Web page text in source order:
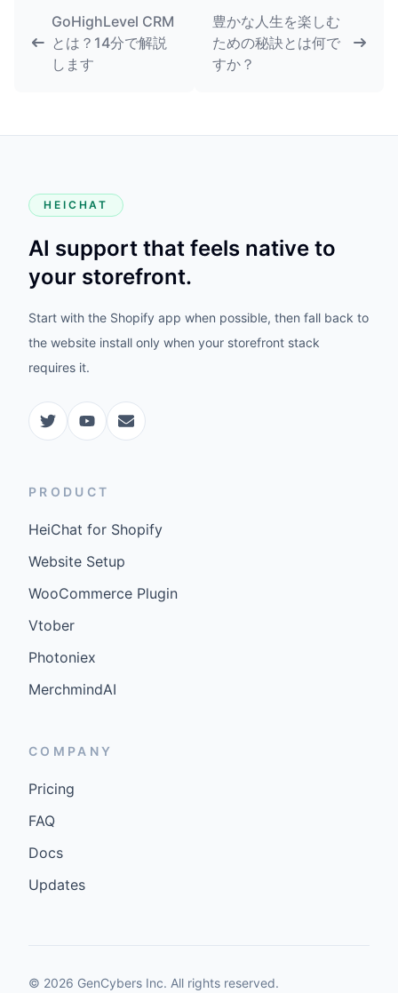
GoHighLevel CRM
とは？14分で解説
します
豊かな人生を楽しむ
ための秘訣とは何で
すか？
HEICHAT
AI support that feels native to
your storefront.
Start with the Shopify app when possible, then fall back to
the website install only when your storefront stack
requires it.
PRODUCT
HeiChat for Shopify
Website Setup
WooCommerce Plugin
Vtober
Photoniex
MerchmindAI
COMPANY
Pricing
FAQ
Docs
Updates
© 2026 GenCybers Inc. All rights reserved.